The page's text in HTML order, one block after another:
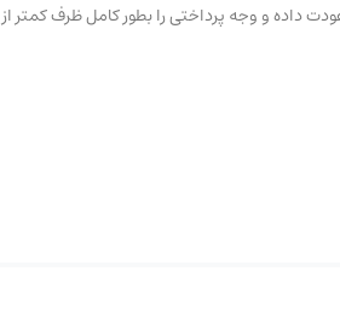
را بطور کامل ظرف کمتر از ۲۴ ساعت کاری دریافت نمایید.